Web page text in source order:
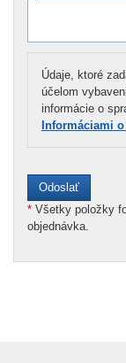
Údaje, ktoré
účelom
informácie o
Informáciami
* Všetky položky
objednávka.